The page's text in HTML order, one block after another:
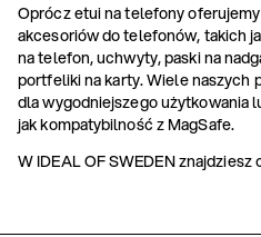
Oprócz etui na telefony
akcesoriów do telefonów, takich
na telefon, uchwyty, paski na
portfeliki na karty. Wiele naszych
dla wygodniejszego użytkowania
jak kompatybilność z MagSafe.
W IDEAL OF SWEDEN